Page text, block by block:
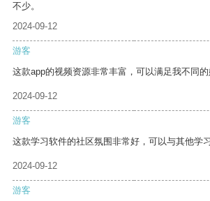
不少。
2024-09-12
游客
这款app的视频资源非常丰富，可以满足我不同的
2024-09-12
游客
这款学习软件的社区氛围非常好，可以与其他学
2024-09-12
游客